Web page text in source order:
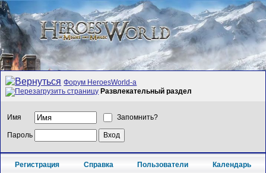
Форум HeroesWorld-а
Развлекательный раздел
Имя Запомнить?
Пароль
Регистрация Справка Пользователи Календарь